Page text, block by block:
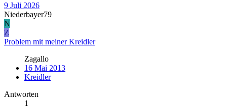
9 Juli 2026
Niederbayer79
N
Z
Problem mit meiner Kreidler
Zagallo
16 Mai 2013
Kreidler
Antworten
1